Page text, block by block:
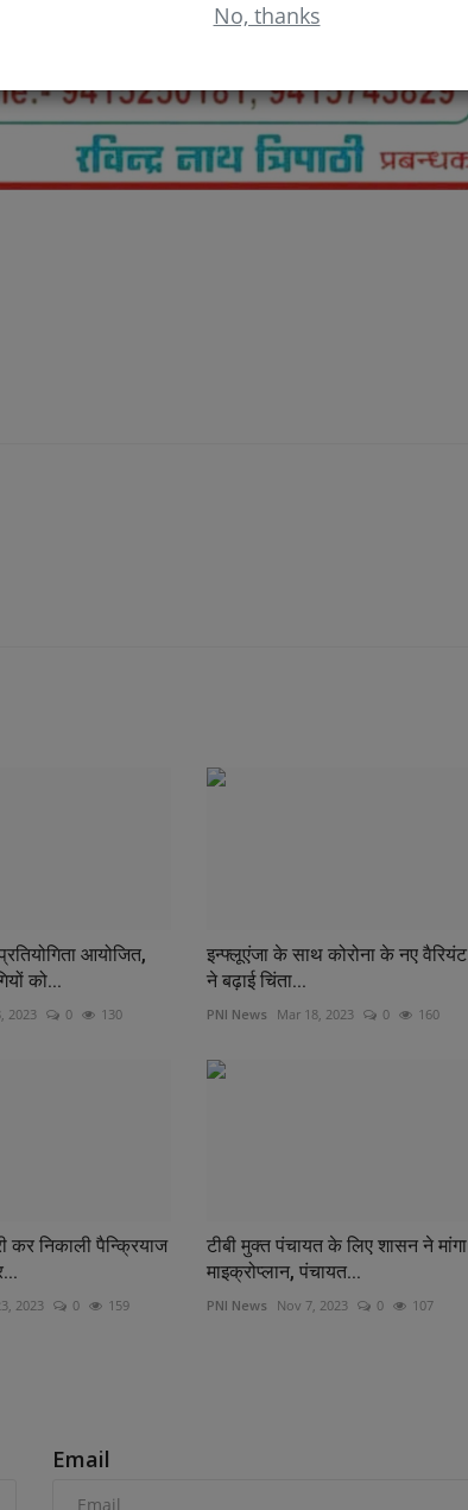
No, thanks
आयोजित,
को...
2023 0 130
इन्फ्लूएंजा के साथ कोरोना के नए वैरियंट
ने बढ़ाई चिंता...
PNI News Mar 18, 2023 0 160
कर निकाली पैन्क्रियाज
2023 0 159
टीबी मुक्त पंचायत के लिए शासन ने मांगा
माइक्रोप्लान, पंचायत...
PNI News Nov 7, 2023 0 107
Email